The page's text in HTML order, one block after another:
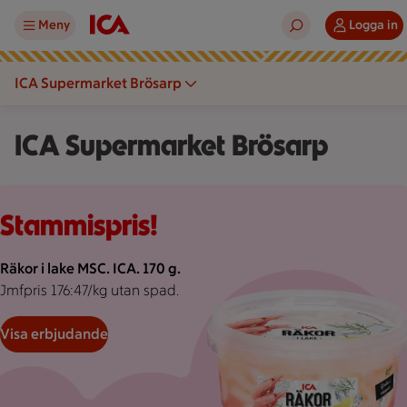
Meny Logga in
ICA Supermarket Brösarp
ICA Supermarket Brösarp
Stammispris!
Räkor i lake MSC. ICA. 170 g.
Jmfpris 176:47/kg utan spad.
Visa erbjudande